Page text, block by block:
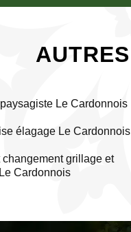
Le Cardonnois
élagage Le Cardonnois
changement grillage et
Cardonnois